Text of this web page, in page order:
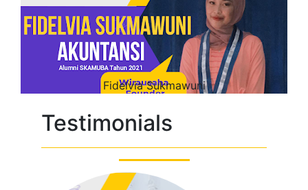
Fidelvia Sukmawuni
Testimonials